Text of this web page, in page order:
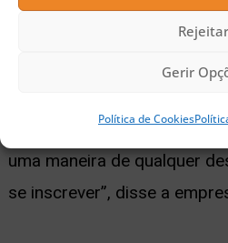
Rejeitar
Gerir
Política de Cookies
“Na MetaMask, só fazemos
caso de uso. No momento,
formas de tokens com
uma maneira de qualquer
se inscrever”, disse a